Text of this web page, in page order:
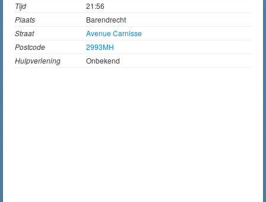
Tijd
21:56
Plaats
Barendrecht
Straat
Avenue Carnisse
Postcode
2993MH
Hulpverlening
Onbekend